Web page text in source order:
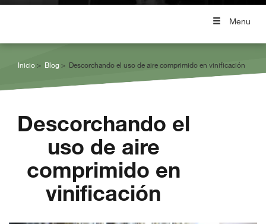
Menu
Inicio Blog Descorchando el uso de aire comprimido en vinificación
Descorchando el
uso de aire
comprimido en
vinificación